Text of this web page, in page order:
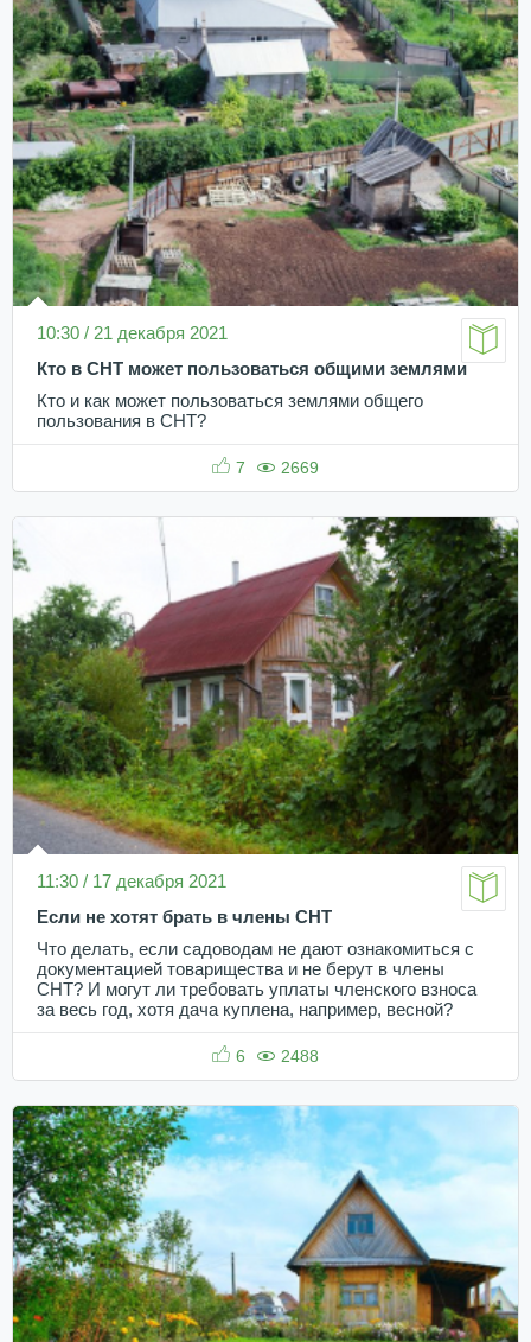
10:30 / 21 декабря 2021
Кто в СНТ может пользоваться общими землями
Кто и как может пользоваться землями общего
пользования в СНТ?
7 2669
11:30 / 17 декабря 2021
Если не хотят брать в члены СНТ
Что делать, если садоводам не дают ознакомиться с
документацией товарищества и не берут в члены
СНТ? И могут ли требовать уплаты членского взноса
за весь год, хотя дача куплена, например, весной?
6 2488